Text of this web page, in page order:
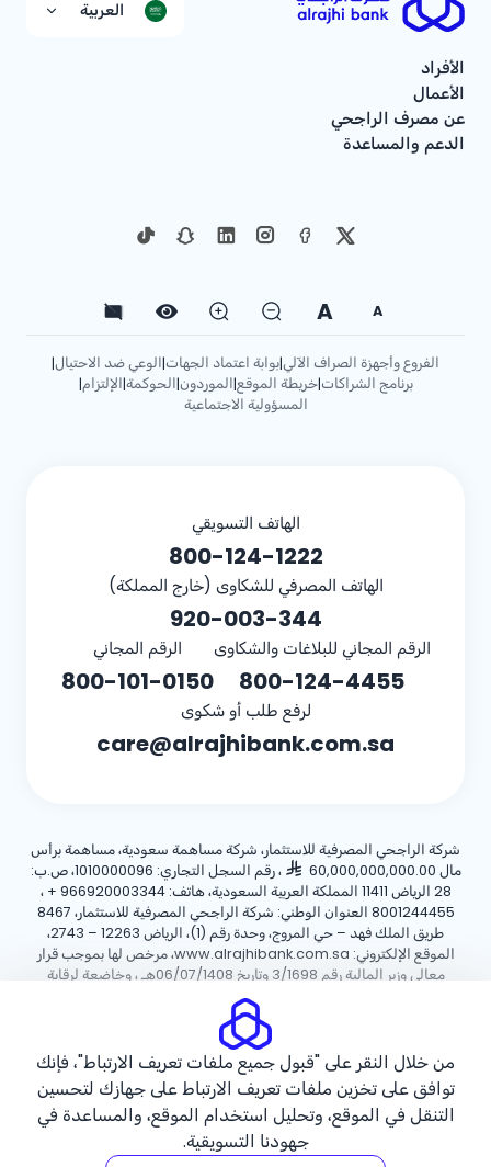
العربية
الأفراد
الأعمال
عن مصرف الراجحي
الدعم والمساعدة
A
A
الفروع وأجهزة الصراف الآلي|بوابة اعتماد الجهات|الوعي ضد الاحتيال|
برنامج الشراكات|خريطة الموقع|الموردون|الحوكمة|الإلتزام|
المسؤولية الاجتماعية
الهاتف التسويقي
800-124-1222
الهاتف المصرفي للشكاوى (خارج المملكة)
920-003-344
الرقم المجاني للبلاغات والشكاوى
800-124-4455
الرقم المجاني
800-101-0150
لرفع طلب أو شكوى
care@alrajhibank.com.sa
شركة الراجحي المصرفية للاستثمار، شركة مساهمة سعودية، مساهمة برأس
مال 60,000,000,000.00
، رقم السجل التجاري: 1010000096، ص.ب:
28 الرياض 11411 المملكة العربية السعودية، هاتف:
+ 966920003344 ،
8001244455 العنوان الوطني: شركة الراجحي المصرفية للاستثمار، 8467
طريق الملك فهد – حي المروج، وحدة رقم (1)، الرياض 12263 – 2743،
الموقع الإلكتروني: www.alrajhibank.com.sa، مرخص لها بموجب قرار
معالي وزير المالية رقم 3/1698 وتاريخ 06/07/1408هـ ، وخاضعة لرقابة
وإشراف البنك المركزي السعودي.
حقوق الطبع والنشر ©2026 مصرف الراجحي.
سياسة ملفات تعريف الارتباطسياسة الخصوصية الأحكام والشروط
من خلال النقر على "قبول جميع ملفات تعريف الارتباط"، فإنك
توافق على تخزين ملفات تعريف الارتباط على جهازك لتحسين
التنقل في الموقع، وتحليل استخدام الموقع، والمساعدة في
جهودنا التسويقية.